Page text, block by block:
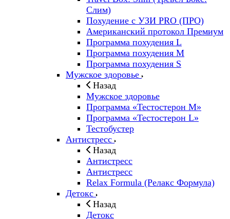
Слим)
Похудение с УЗИ PRO (ПРО)
Американский протокол Премиум
Программа похудения L
Программа похудения M
Программа похудения S
Мужское здоровье
Назад
Мужское здоровье
Программа «Тестостерон M»
Программа «Тестостерон L»
Тестобустер
Антистресс
Назад
Антистресс
Антистресс
Relax Formula (Релакс Формула)
Детокс
Назад
Детокс